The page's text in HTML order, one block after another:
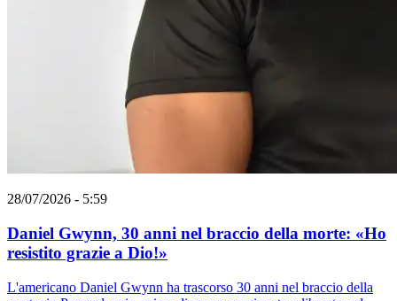
28/07/2026 - 5:59
Daniel Gwynn, 30 anni nel braccio della morte: «Ho
resistito grazie a Dio!»
L'americano Daniel Gwynn ha trascorso 30 anni nel braccio della